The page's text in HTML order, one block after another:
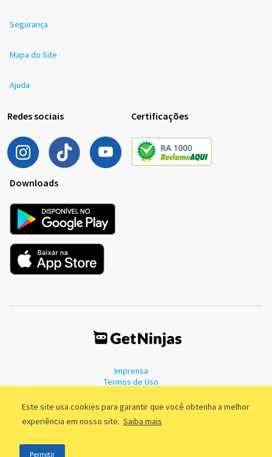
Este site usa cookies para garantir que você obtenha a melhor
experiência em nosso site. Saiba mais
Permitir
Segurança
Mapa do Site
Ajuda
Redes sociais Certificações
Downloads
Imprensa
Termos de Uso
©2011 - 2026, GetNinjas LTDA. CNPJ 55.744.877/0001-89 - Rua Dr.